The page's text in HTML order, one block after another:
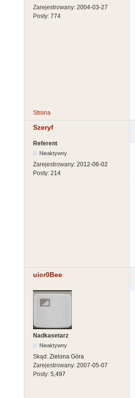
Zarejestrowany: 2004-03-27
Posty: 774
Strona
Szeryf
Referent
Nieaktywny
Zarejestrowany: 2012-06-02
Posty: 214
uicr0Bee
Nadkasetarz
Nieaktywny
Skąd: Zielona Góra
Zarejestrowany: 2007-05-07
Posty: 5,497